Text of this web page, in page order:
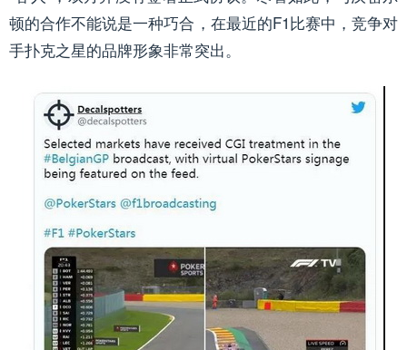
顿的合作不能说是一种巧合，在最近的F1比赛中，竞争对
手扑克之星的品牌形象非常突出。